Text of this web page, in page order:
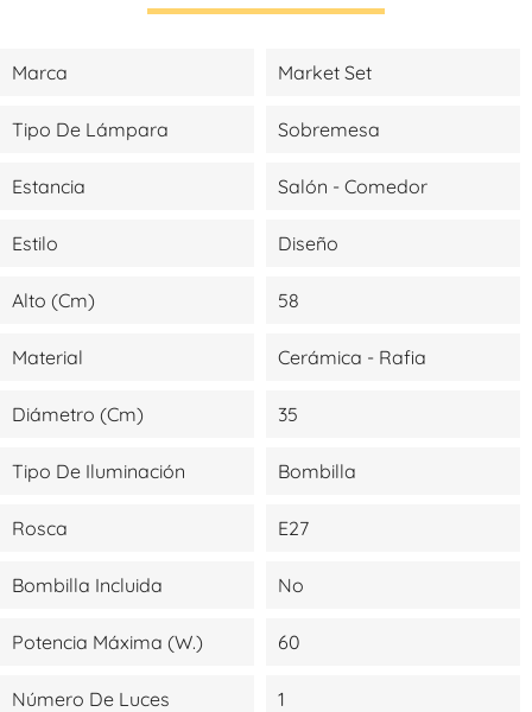
Marca Market Set
Tipo De Lámpara Sobremesa
Estancia Salón - Comedor
Estilo Diseño
Alto (cm) 58
Material Cerámica - Rafia
Diámetro (cm) 35
Tipo De Iluminación Bombilla
Rosca E27
Bombilla Incluida No
Potencia Máxima (W.) 60
Número De Luces 1